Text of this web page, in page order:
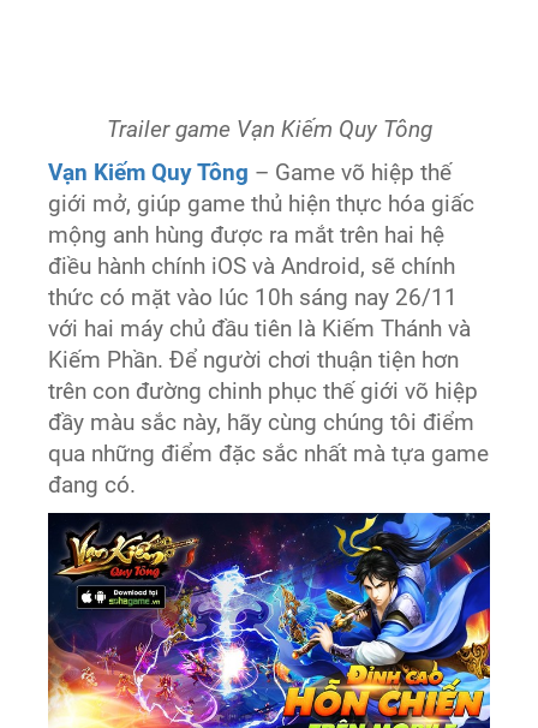
Trailer game Vạn Kiếm Quy Tông
Vạn Kiếm Quy Tông – Game võ hiệp thế
giới mở, giúp game thủ hiện thực hóa giấc
mộng anh hùng được ra mắt trên hai hệ
điều hành chính iOS và Android, sẽ chính
thức có mặt vào lúc 10h sáng nay 26/11
với hai máy chủ đầu tiên là Kiếm Thánh và
Kiếm Phần. Để người chơi thuận tiện hơn
trên con đường chinh phục thế giới võ hiệp
đầy màu sắc này, hãy cùng chúng tôi điểm
qua những điểm đặc sắc nhất mà tựa game
đang có.